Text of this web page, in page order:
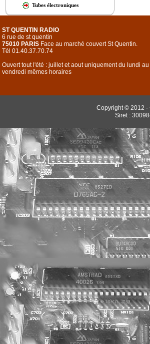
Tubes électroniques
ST QUENTIN RADIO
6 rue de st quentin
75010 PARIS Face au marché couvert St Quentin.
Tél 01.40.37.70.74
Ouvert tout l'été : juillet et aout uniquement du lundi au
vendredi mêmes horaires
Copyright © 2012 -
Siret :